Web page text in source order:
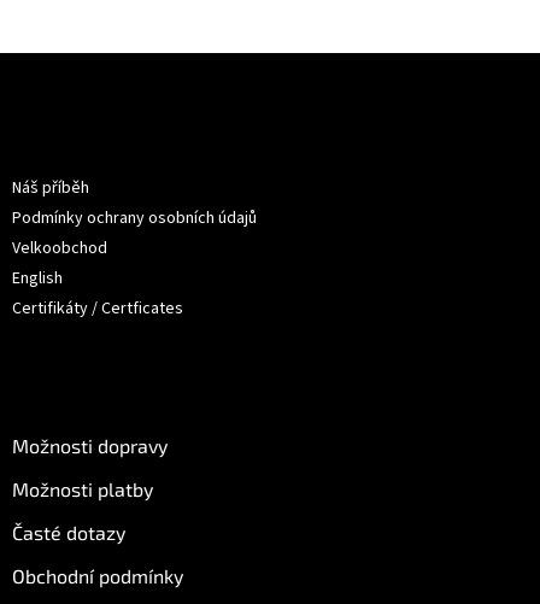
Náš příběh
Podmínky ochrany osobních údajů
Velkoobchod
English
Certifikáty / Certficates
Možnosti dopravy
Možnosti platby
Časté dotazy
Obchodní podmínky